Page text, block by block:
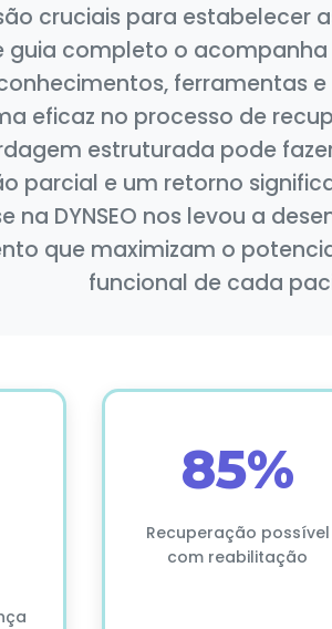
cruciais para estabelecer
guia completo o
ferramentas
eficaz no processo de
estruturada pode
parcial e um retorno
na DYNSEO nos levou a
que maximizam o
funcional de cada
85%
Recuperação possível
com reabilitação